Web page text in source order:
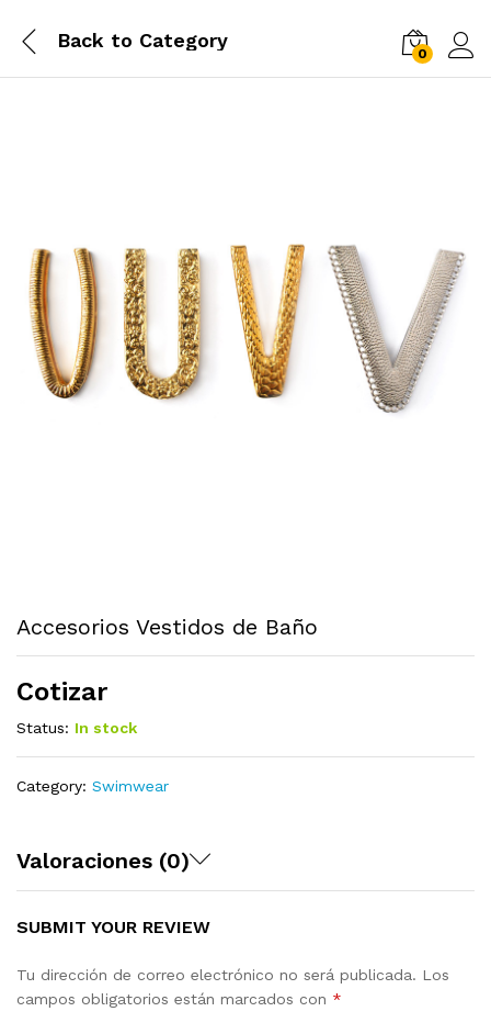
Back to Category
0
Accesorios Vestidos de Baño
Cotizar
Status: In stock
Category: Swimwear
Valoraciones (0)
SUBMIT YOUR REVIEW
Tu dirección de correo electrónico no será publicada. Los
campos obligatorios están marcados con *